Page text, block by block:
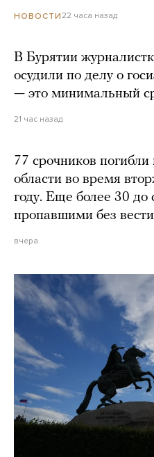
НОВОСТИ22 часа назад
В Бурятии
осудили по делу о
— это минимальный
21 час назад
77 срочников
области во время
году. Еще более 30 до
пропавшими без вести
вчера